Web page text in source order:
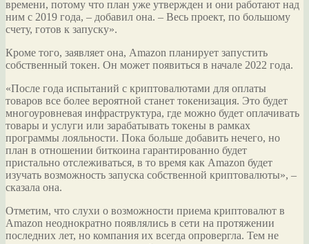
времени, потому что план уже утвержден и они работают над
ним с 2019 года, – добавил она. – Весь проект, по большому
счету, готов к запуску».
Кроме того, заявляет она, Amazon планирует запустить
собственный токен. Он может появиться в начале 2022 года.
«После года испытаний с криптовалютами для оплаты
товаров все более вероятной станет токенизация. Это будет
многоуровневая инфраструктура, где можно будет оплачивать
товары и услуги или зарабатывать токены в рамках
программы лояльности. Пока больше добавить нечего, но
план в отношении биткоина гарантированно будет
пристально отслеживаться, в то время как Amazon будет
изучать возможность запуска собственной криптовалюты», –
сказала она.
Отметим, что слухи о возможности приема криптовалют в
Amazon неоднократно появлялись в сети на протяжении
последних лет, но компания их всегда опровергла. Тем не